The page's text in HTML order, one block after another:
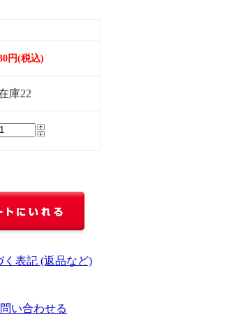
円(税込)
庫22
く表記 (返品など)
い合わせる